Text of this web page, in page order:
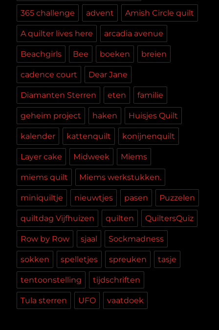
365 challenge advent Amish Circle quilt
A quilter lives here arcadia avenue
Beachgirls Bee boeken breien
cadence court Dear Jane
Diamanten Sterren eten familie
geheim project haken Huisjes Quilt
kalender kattenquilt konijnenquilt
Layer cake Midweek Miems
miems quilt Miems werkstukken.
miniquiltje nieuwtjes pasen Puzzelen
quiltdag Vijfhuizen quilten QuiltersQuiz
Row by Row sjaal Sockmadness
sokken spelletjes spreuken tasje
tentoonstelling tijdschriften
Tula sterren UFO vaatdoek